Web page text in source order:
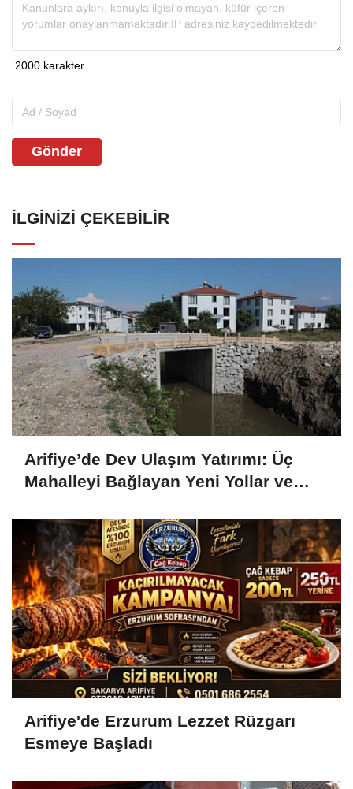
Gönder
İLGINIZI ÇEKEBILIR
Arifiye’de Dev Ulaşım Yatırımı: Üç
Mahalleyi Bağlayan Yeni Yollar ve
Arifiye'de Erzurum Lezzet Rüzgarı
Esmeye Başladı